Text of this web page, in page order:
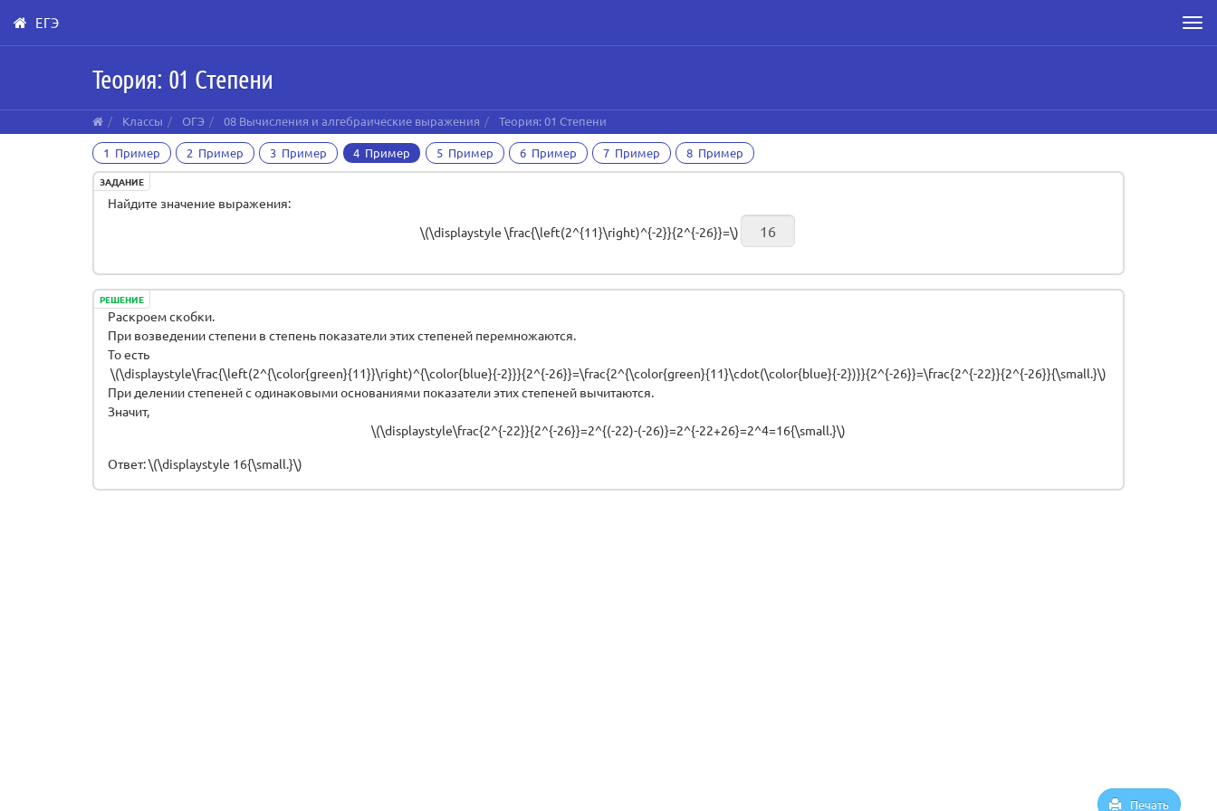
content
ЕГЭ
Теория: 01 Степени
Классы ОГЭ 08 Вычисления и алгебраические выражения Теория: 01 Степени
Печать
1 Пример 2 Пример 3 Пример 4 Пример 5 Пример 6 Пример 7 Пример 8 Пример
ЗАДАНИЕ
Найдите значение выражения:
\(\displaystyle \frac{\left(2^{11}\right)^{-2}}{2^{-26}}=\)
РЕШЕНИЕ
Раскроем скобки.
При возведении степени в степень показатели этих степеней перемножаются.
То есть
\(\displaystyle\frac{\left(2^{\color{green}{11}}\right)^{\color{blue}{-2}}}{2^{-26}}=\frac{2^{\color{green}{11}\cdot(\color{blue}{-2})}}{2^{-26}}=\frac{2^{-22}}{2^{-26}}{\small.}\)
При делении степеней с одинаковыми основаниями показатели этих степеней вычитаются.
Значит,
\(\displaystyle\frac{2^{-22}}{2^{-26}}=2^{(-22)-(-26)}=2^{-22+26}=2^4=16{\small.}\)
Ответ: \(\displaystyle 16{\small.}\)